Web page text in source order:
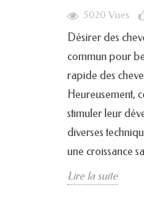
5020 Vues
Désirer des
commun pour
rapide des
Heureusement,
stimuler leur
diverses
une croissance
Lire la suite